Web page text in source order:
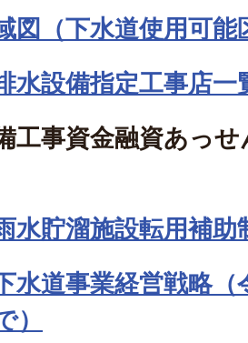
図（下水道使用可能
水設備指定工事店一
工事資金融資あっ
水貯溜施設転用補助
水道事業経営戦略
）